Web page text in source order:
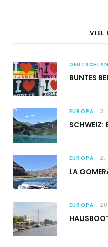
VIEL
BUNTES
EUROPA 3.
SCHWEIZ:
EUROPA 2.
LA
EUROPA